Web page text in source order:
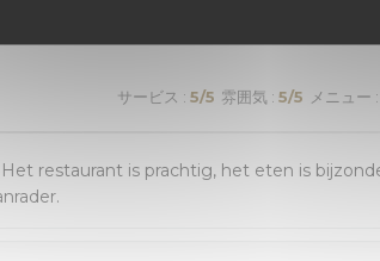
サービス : 5/5 雰囲気 : 5/5 メニュー :
restaurant is prachtig, het eten is